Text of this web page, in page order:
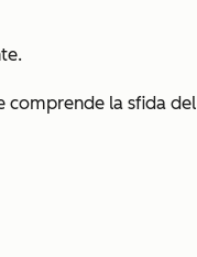
comprende la sfida del